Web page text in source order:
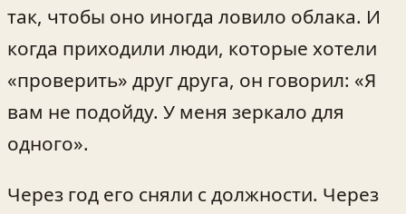
так, чтобы оно иногда ловило облака. И
когда приходили люди, которые хотели
«проверить» друг друга, он говорил: «Я
вам не подойду. У меня зеркало для
одного».
Через год его сняли с должности. Через